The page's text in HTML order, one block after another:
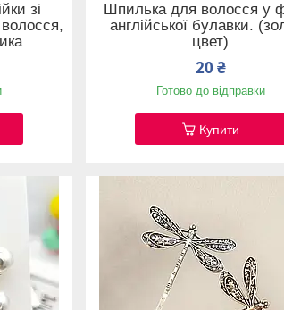
зі
Шпилька для волосся у
англійської булавки.
цвет)
20 ₴
Готово до відправки
Купити